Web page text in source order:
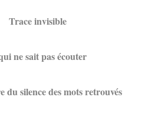
Trace invisible
ne sait pas écouter
du silence des mots retrouvés